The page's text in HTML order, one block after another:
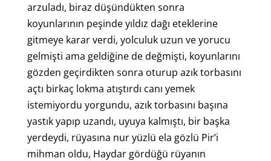
arzuladı, biraz düşündükten sonra
koyunlarının peşinde yıldız dağı eteklerine
gitmeye karar verdi, yolculuk uzun ve yorucu
gelmişti ama geldiğine de değmişti, koyunlarını
gözden geçirdikten sonra oturup azık torbasını
açtı birkaç lokma atıştırdı canı yemek
istemiyordu yorgundu, azık torbasını başına
yastık yapıp uzandı, uyuya kalmıştı, bir başka
yerdeydi, rüyasına nur yüzlü ela gözlü Pir’i
mihman oldu, Haydar gördüğü rüyanın